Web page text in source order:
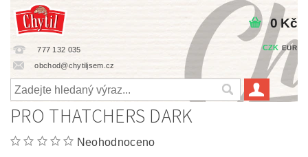
777 132 035
obchod@chytiljsem.cz
CZK EUR
0 Kč
PRO THATCHERS DARK
Neohodnoceno